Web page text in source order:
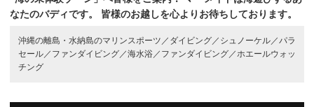
なたのバディです。
皆様のお越しを心よりお待ちしております。
沖縄の離島・水納島のマリンスポーツ／ ダイビング／ シュノーケル／パラ
セール／ ファンダイビング／海水浴／ ファンダイビング／ホエールウォッ
チング